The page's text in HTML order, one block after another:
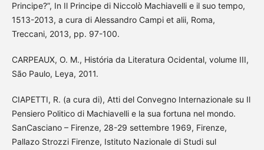
Principe?”, In Il Principe di Niccolò Machiavelli e il suo tempo,
1513-2013, a cura di Alessandro Campi et alii, Roma,
Treccani, 2013, pp. 97-100.
CARPEAUX, O. M., História da Literatura Ocidental, volume III,
São Paulo, Leya, 2011.
CIAPETTI, R. (a cura di), Atti del Convegno Internazionale su Il
Pensiero Politico di Machiavelli e la sua fortuna nel mondo.
SanCasciano – Firenze, 28-29 settembre 1969, Firenze,
Pallazo Strozzi Firenze, Istituto Nazionale di Studi sul